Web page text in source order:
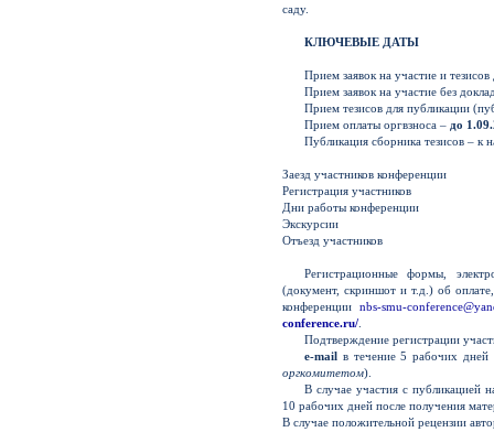
саду.
КЛЮЧЕВЫЕ ДАТЫ
Прием заявок на участие и
Прием заявок на участие без
Прием тезисов для публикации
Прием оплаты оргвзноса – до
Публикация сборника тезисов – к
Заезд участников конференции
Регистрация участников
Дни работы конференции
Экскурсии
Отъезд участников
Регистрационные формы,
(документ, скриншот и т.д.) об
конференции nbs-smu-
conference.ru/
Подтверждение регистрации
e-mail в течение 5 рабочих дней
оргкомитетом).
В случае участия с публикацией
10 рабочих дней после получения
В случае положительной рецензии